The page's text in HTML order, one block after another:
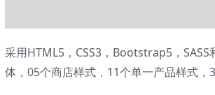
采用HTML5，CSS3，Bootstrap5，
体，05个商店样式，11个单一产品样式，